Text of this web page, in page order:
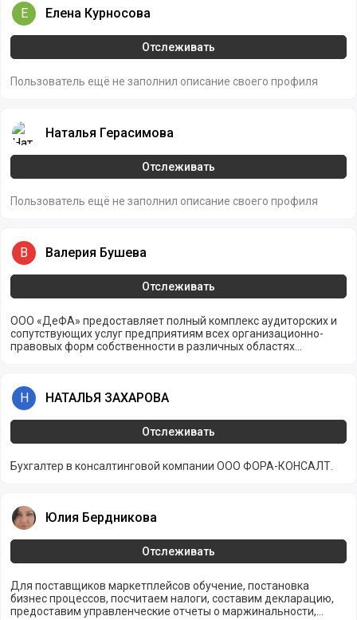
Елена Курносова
Е Елена Курносова
Отслеживать
Пользователь ещё не заполнил описание своего профиля
Наталья Герасимова
Наталья Герасимова
Отслеживать
Пользователь ещё не заполнил описание своего профиля
Валерия Бушева
В Валерия Бушева
Отслеживать
ООО «ДеФА» предоставляет полный комплекс аудиторских и
сопутствующих услуг предприятиям всех организационно-
правовых форм собственности в различных областях
НАТАЛЬЯ ЗАХАРОВА
Н НАТАЛЬЯ ЗАХАРОВА
Отслеживать
Бухгалтер в консалтинговой компании ООО ФОРА-КОНСАЛТ.
Юлия Бердникова
Юлия Бердникова
Отслеживать
Для поставщиков маркетплейсов обучение, постановка
бизнес процессов, посчитаем налоги, составим декларацию,
предоставим управленческие отчеты о маржинальности,